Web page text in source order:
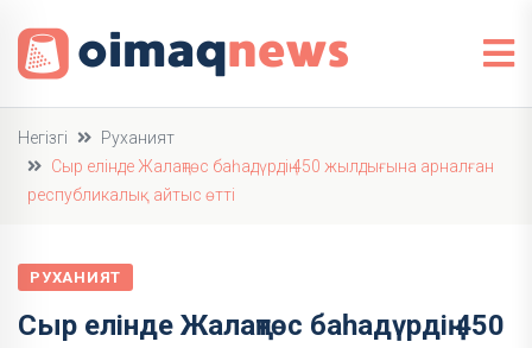
Негізгі
Руханият
Сыр елінде Жалаңтөс баһадүрдің 450 жылдығына арналған
республикалық айтыс өтті
РУХАНИЯТ
Сыр елінде Жалаңтөс баһадүрдің 450